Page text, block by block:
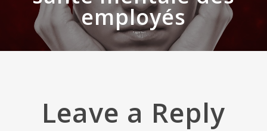
employés
Leave a Reply